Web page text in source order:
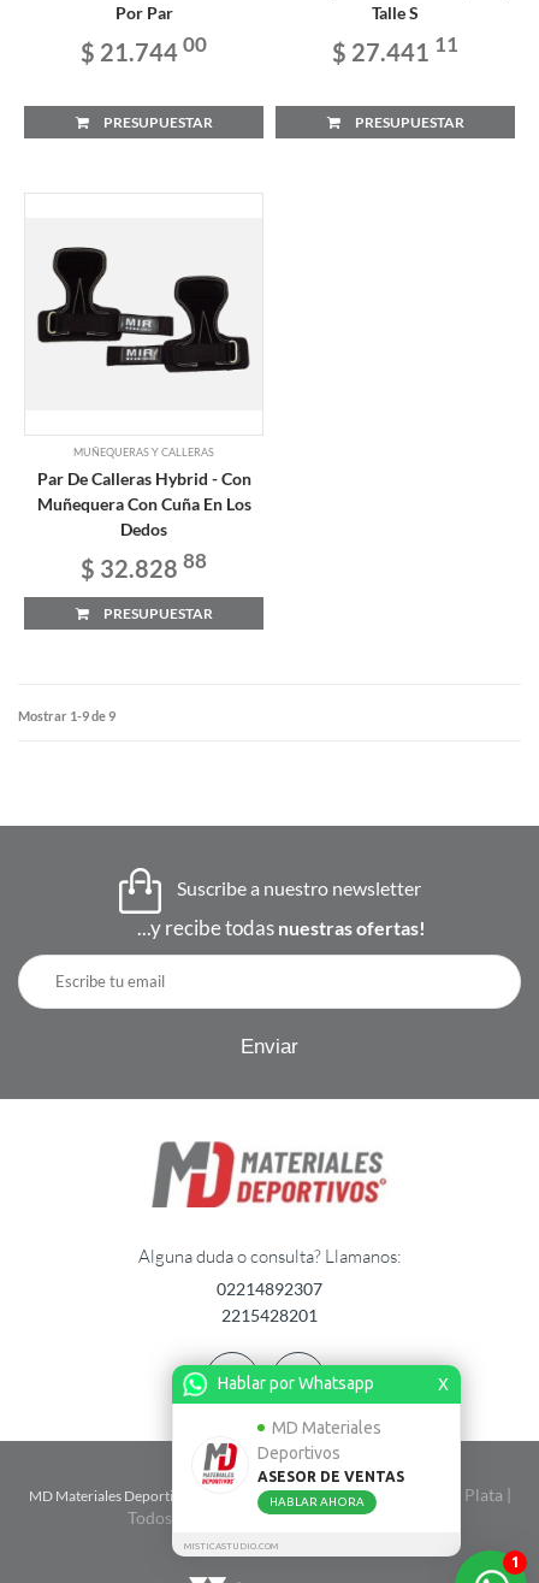
1
Hablar por Whatsapp X
MD Materiales
Deportivos
ASESOR DE VENTAS
HABLAR AHORA
MISTICASTUDIO.COM
Por Par
$ 21.744 00
PRESUPUESTAR
Talle S
$ 27.441 11
PRESUPUESTAR
MUÑEQUERAS Y CALLERAS
Par De Calleras Hybrid - Con
Muñequera Con Cuña En Los
Dedos
$ 32.828 88
PRESUPUESTAR
Mostrar 1-9 de 9
Suscribe a nuestro newsletter
...y recibe todas nuestras ofertas!
Alguna duda o consulta? Llamanos:
02214892307
2215428201
MD Materiales Deportivos
| Calle 2 n� 1724 entre 67 y 68 - La Plata |
Todos Los Derechos Reservados. 2026